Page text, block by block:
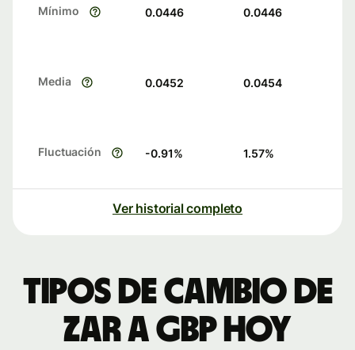
Mínimo 0.0446 0.0446
Media 0.0452 0.0454
Fluctuación -0.91% 1.57%
Ver historial completo
Tipos de cambio de
ZAR a GBP hoy